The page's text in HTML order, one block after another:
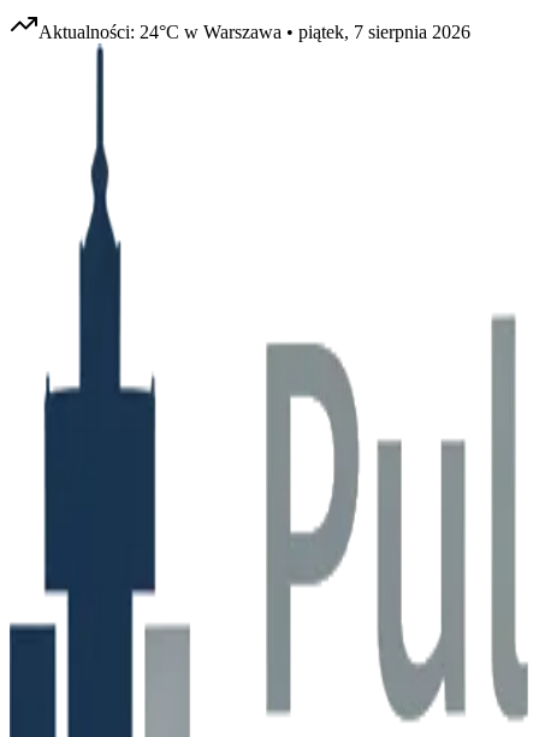
Aktualności: 24°C w Warszawa • piątek, 7 sierpnia 2026